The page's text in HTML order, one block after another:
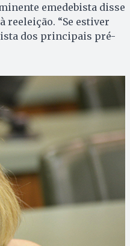
emedebista disse
reeleição. “Se estiver
lista dos principais pré-